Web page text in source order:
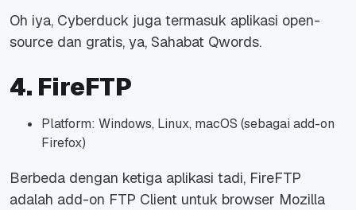
Oh iya, Cyberduck juga termasuk aplikasi open-
source dan gratis, ya, Sahabat Qwords.
4. FireFTP
Platform: Windows, Linux, macOS (sebagai add-on
Firefox)
Berbeda dengan ketiga aplikasi tadi, FireFTP
adalah add-on FTP Client untuk browser Mozilla